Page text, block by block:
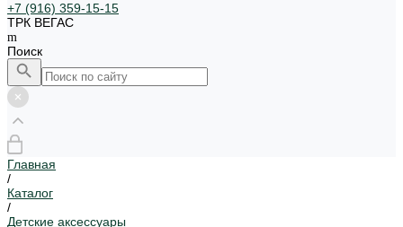
+7 (916) 359-15-15
ТРК ВЕГАС
Поиск
Главная
/
Каталог
/
Детские аксессуары